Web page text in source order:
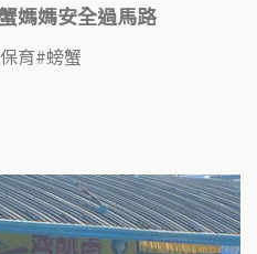
媽媽安全過馬路
育 螃蟹